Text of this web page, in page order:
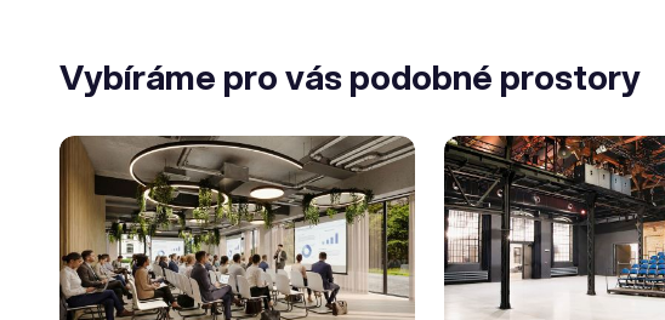
Vybíráme pro vás podobné prostory